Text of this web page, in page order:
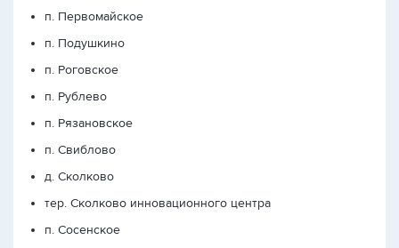
п. Первомайское
п. Подушкино
п. Роговское
п. Рублево
п. Рязановское
п. Свиблово
д. Сколково
тер. Сколково инновационного центра
п. Сосенское